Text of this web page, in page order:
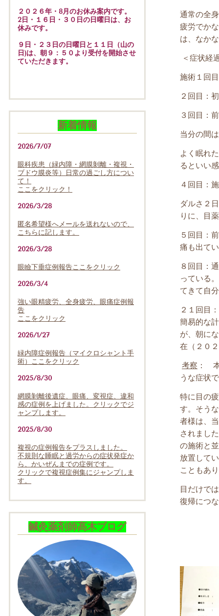
通常の全
疲労でか
は、なか
＜症状経
施術１回
２回目：
３回目：
当分の間
よく眠れ
るといい
４回目：
ダルさ２
りに、目
５回目：
痛も出て
８回目：
っている
てきて自
２１回目
簡易的な
が、朝に
在（２０
考察 ：
うな症状
特に目の
す。そう
者様は、
されまし
の施術と
放置して
こともあ
目だけで
復帰につ
２０２６年・8月のお休み案内です。
2日・１６日・３０日の日曜日は、お
休みです。
９日・２３日の日曜日と１１日（山の
日)は、朝９：５０より受付を開始させ
ていただきます。
新着情報
2026/7/07
眼科疾患（緑内障・網膜剝離・複視・
ブドウ膜炎等）日常の過ごし方につい
て！
ここをクリック！
2026/3/28
匿名希望様へメールを送れないので、
こちらに記します。
2026/3/28
眼瞼下垂症例報告ここをクリック
2026/3/4
強い眼精疲労、全身疲労、眼痛症例報
告
ここをクリック
2026/1/27
緑内障症例報告（マイクロシャント手
術）ここをクリック
2025/8/30
網膜剝離後遺症、眼痛、変視症、違和
感の症例を上げました。クリックでジ
ャンプします。
2025/8/30
複視の症例報告をプラスしました。
不規則な睡眠と過労からの症状発症か
ら、かいぜんまでの症例です。
クリックで複視症例集にジャンプしま
す。
鍼灸薬剤師髙木ブログ